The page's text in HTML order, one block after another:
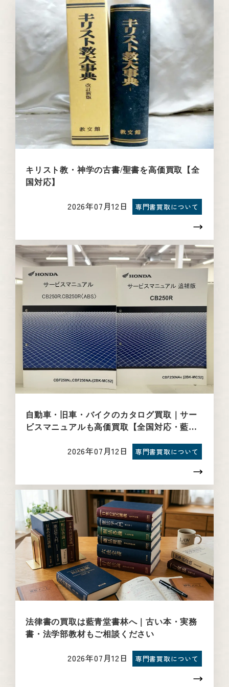
キリスト教・神学の古書/聖書を高価買取【全
国対応】
2026年07月12日 専門書買取について
自動車・旧車・バイクのカタログ買取｜サー
ビスマニュアルも高価買取【全国対応・藍青
2026年07月12日 専門書買取について
法律書の買取は藍青堂書林へ｜古い本・実務
書・法学部教材もご相談ください
2026年07月12日 専門書買取について